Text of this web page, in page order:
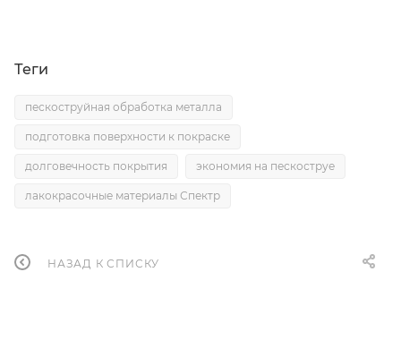
Теги
пескоструйная обработка металла
подготовка поверхности к покраске
долговечность покрытия экономия на пескоструе
лакокрасочные материалы Спектр
НАЗАД К СПИСКУ